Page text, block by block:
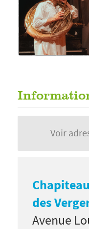
Voir
des
Avenue